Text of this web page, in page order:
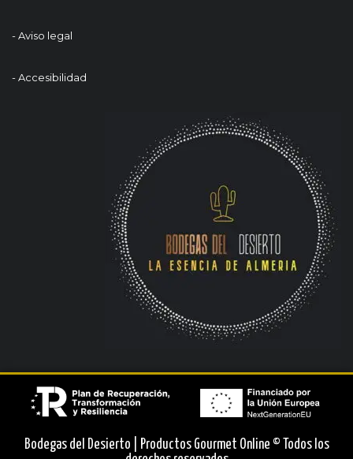
- Aviso legal
- Accesibilidad
Bodegas del Desierto | Productos Gourmet Online © Todos los